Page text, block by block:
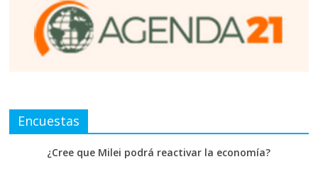
Encuestas
¿Cree que Milei podrá reactivar la economía?